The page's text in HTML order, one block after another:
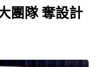
團隊 奪設計